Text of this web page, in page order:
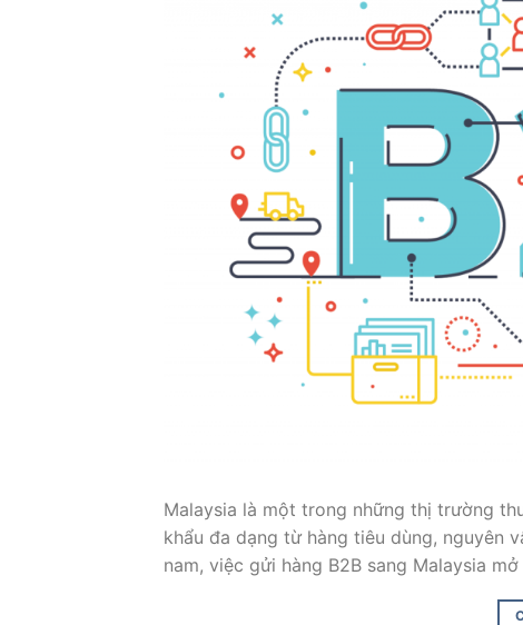
Malaysia là một trong những thị trường
khẩu đa dạng từ hàng tiêu dùng, nguyên
nam, việc gửi hàng B2B sang Malaysia